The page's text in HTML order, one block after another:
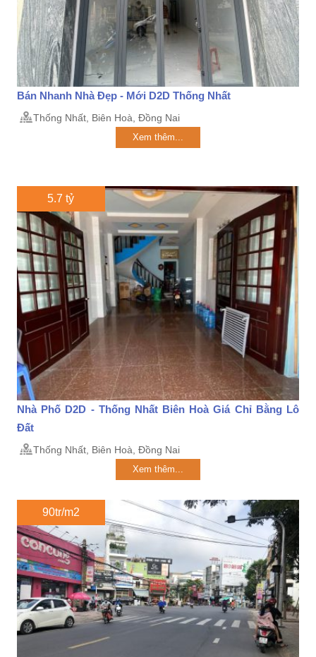
Bán Nhanh Nhà Đẹp - Mới D2D Thống Nhất
Thống Nhất, Biên Hoà, Đồng Nai
Xem thêm...
5.7 tỷ
Nhà Phố D2D - Thống Nhất Biên Hoà Giá Chỉ Bằng Lô
Đất
Thống Nhất, Biên Hoà, Đồng Nai
Xem thêm...
90tr/m2